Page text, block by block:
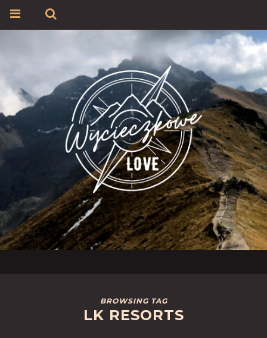
BROWSING TAG
LK RESORTS